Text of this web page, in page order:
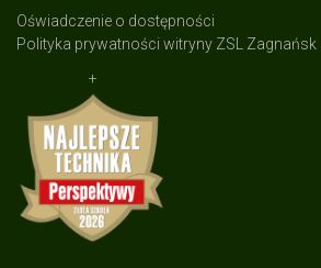
Oświadczenie o dostępności
Polityka prywatności witryny ZSL Zagnańsk
+